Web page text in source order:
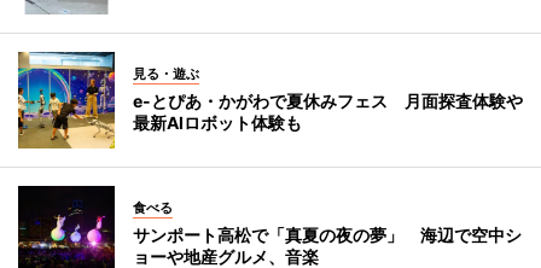
見る・遊ぶ
e-とぴあ・かがわで夏休みフェス 月面探査体験や
最新AIロボット体験も
食べる
サンポート高松で「真夏の夜の夢」 海辺で空中シ
ョーや地産グルメ、音楽